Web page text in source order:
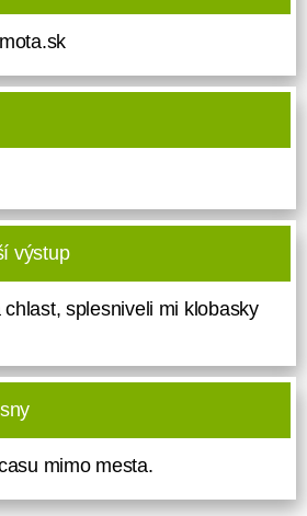
výstup
splesniveli mi klobasky
mimo mesta.